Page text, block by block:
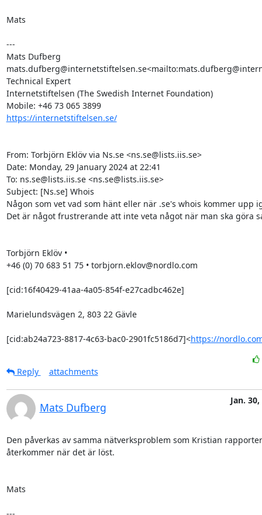
Mats
---
Mats Dufberg
Technical Expert
Internetstiftelsen (The Swedish Internet Foundation)
Mobile: +46 73 065 3899
https://internetstiftelsen.se/
From: Torbjörn Eklöv via Ns.se <ns.se@lists.iis.se>
Date: Monday, 29 January 2024 at 22:41
To: ns.se@lists.iis.se <ns.se@lists.iis.se>
Subject: [Ns.se] Whois
Någon som vet vad som hänt eller när .se's whois kommer upp
Det är något frustrerande att inte veta något när man ska göra
Torbjörn Eklöv •
+46 (0) 70 683 51 75 • torbjorn.eklov@nordlo.com
[cid:16f40429-41aa-4a05-854f-e27cadbc462e]
Marielundsvägen 2, 803 22 Gävle
[cid:ab24a723-8817-4c63-bac0-2901fc5186d7]<https://
Reply
attachments
Mats Dufberg
Jan.
Den påverkas av samma nätverksproblem som Kristian
återkommer när det är löst.
Mats